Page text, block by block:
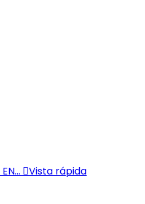
Vista rápida